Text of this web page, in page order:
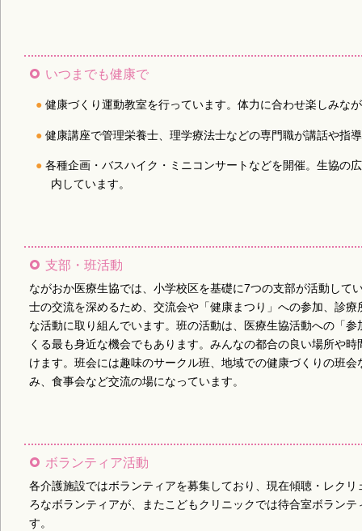
いつまでも健康で
健康づくり運動教室を行っています。体力に合わせ楽しみな
健康講座で管理栄養士、理学療法士などの専門職が講話や指
各種企画・バスハイク・ミニコンサートなどを開催。生協の
内しています。
支部・班活動
ながおか医療生協では、小学校区を基礎に7つの支部が活動して
士の交流を深めるため、交流会や「健康まつり」への参加、診
な活動に取り組んでいます。班の活動は、医療生協活動への「
くる最も身近な機会でもあります。みんなの都合の良い場所や
けます。班会には趣味のサークル班、地域での健康づくりの班
み、食事会など交流の場になっています。
ボランティア活動
各介護施設ではボランティアを募集しており、現在傾聴・レク
ろなボランティアが、またこどもクリニックでは待合室ボラン
す。